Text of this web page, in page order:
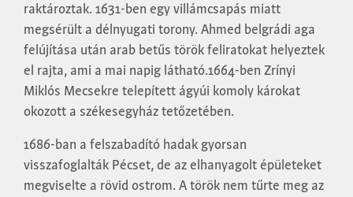
raktároztak. 1631-ben egy villámcsapás miatt
megsérült a délnyugati torony. Ahmed belgrádi aga
felújítása után arab betűs török feliratokat helyeztek
el rajta, ami a mai napig látható.1664-ben Zrínyi
Miklós Mecsekre telepített ágyúi komoly károkat
okozott a székesegyház tetőzetében.
1686-ban a felszabadító hadak gyorsan
visszafoglalták Pécset, de az elhanyagolt épületeket
megviselte a rövid ostrom. A török nem tűrte meg az